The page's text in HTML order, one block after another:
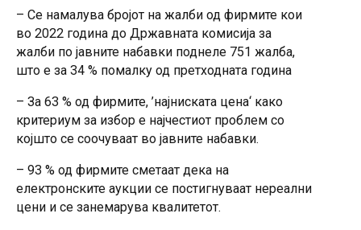
– Се намалува бројот на жалби од фирмите кои
во 2022 година до Државната комисија за
жалби по јавните набавки поднеле 751 жалба,
што е за 34 % помалку од претходната година
– За 63 % од фирмите, ’најниската цена‘ како
критериум за избор е најчестиот проблем со
којшто се соочуваат во јавните набавки.
– 93 % од фирмите сметаат дека на
електронските аукции се постигнуваат нереални
цени и се занемарува квалитетот.